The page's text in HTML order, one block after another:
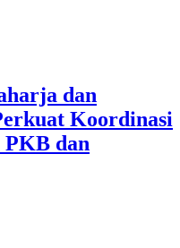
dan
Koordinasi
dan